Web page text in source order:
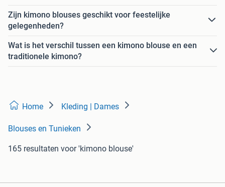
Zijn kimono blouses geschikt voor feestelijke
gelegenheden?
Wat is het verschil tussen een kimono blouse en een
traditionele kimono?
Home Kleding | Dames
Blouses en Tunieken
165 resultaten voor 'kimono blouse'